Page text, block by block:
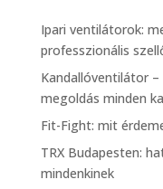
Ipari ventilátorok:
professzionális
Kandallóventilátor
megoldás minden
Fit-Fight: mit
TRX Budapesten:
mindenkinek